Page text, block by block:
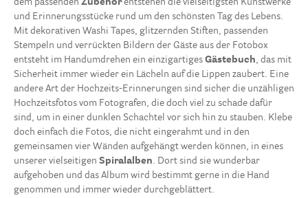
und Erinnerungsstücke rund um den schönsten Tag des Lebens.
Mit dekorativen Washi Tapes, glitzernden Stiften, passenden
Stempeln und verrückten Bildern der Gäste aus der Fotobox
entsteht im Handumdrehen ein einzigartiges Gästebuch , das mit
Sicherheit immer wieder ein Lächeln auf die Lippen zaubert. Eine
andere Art der Hochzeits-Erinnerungen sind sicher die unzähligen
Hochzeitsfotos vom Fotografen, die doch viel zu schade dafür
sind, um in einer dunklen Schachtel vor sich hin zu stauben. Klebe
doch einfach die Fotos, die nicht eingerahmt und in den
gemeinsamen vier Wänden aufgehängt werden können, in eines
unserer vielseitigen Spiralalben . Dort sind sie wunderbar
aufgehoben und das Album wird bestimmt gerne in die Hand
genommen und immer wieder durchgeblättert.